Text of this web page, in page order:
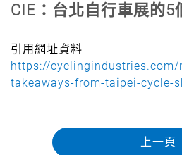
CIE：台北自行車展的5
引用網址資料
https://
takeaways-from-taipei-cycle-
上一頁